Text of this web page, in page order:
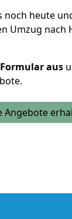
noch heute
Umzug nach
aus
Angebote